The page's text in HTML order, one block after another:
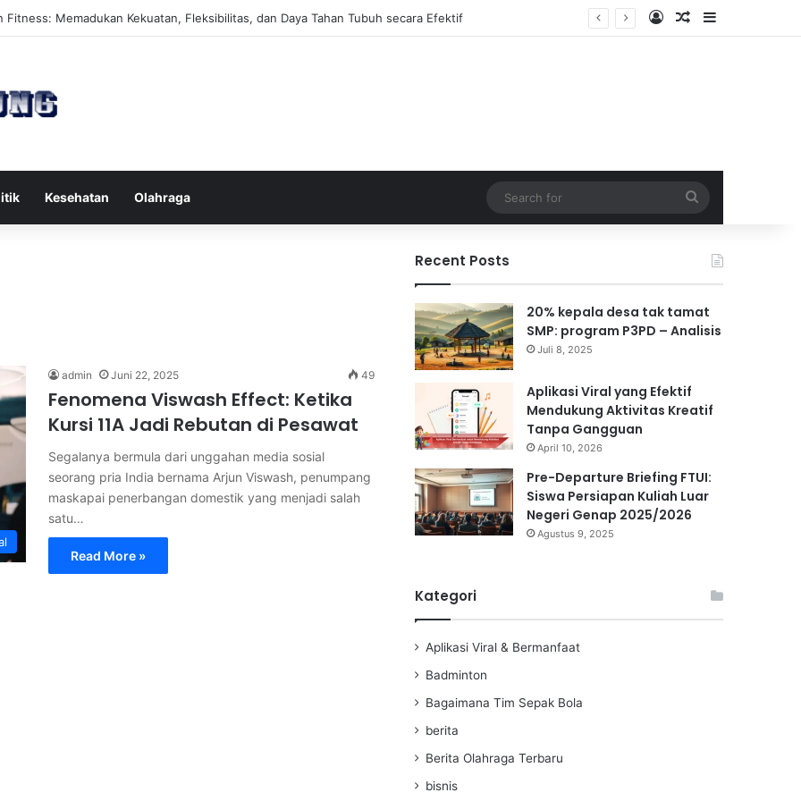
Reformer untuk Meningkatkan Kekuatan Otot Inti Secara Efektif Log InRandom Article
Sidebar
Kesehatan Olahraga
for
admin Juni 22, 2025 49
Fenomena Viswash Effect: Ketika
Kursi 11A Jadi Rebutan di Pesawat
Segalanya bermula dari unggahan media sosial
seorang pria India bernama Arjun Viswash, penumpang
maskapai penerbangan domestik yang menjadi salah
satu…
Read More »
Recent Posts
20% kepala desa tak tamat
SMP: program P3PD – Analisis
Juli 8, 2025
Aplikasi Viral yang Efektif
Mendukung Aktivitas Kreatif
Tanpa Gangguan
April 10, 2026
Pre-Departure Briefing FTUI:
Siswa Persiapan Kuliah Luar
Negeri Genap 2025/2026
Agustus 9, 2025
Kategori
Aplikasi Viral & Bermanfaat
Badminton
Bagaimana Tim Sepak Bola
berita
Berita Olahraga Terbaru
bisnis